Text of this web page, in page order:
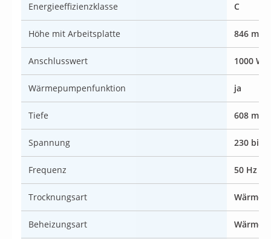
Energieeffizienzklasse C
Höhe mit Arbeitsplatte 846 mm
Anschlusswert 1000 W
Wärmepumpenfunktion ja
Tiefe 608 mm
Spannung 230 bis
Frequenz 50 Hz
Trocknungsart
Beheizungsart